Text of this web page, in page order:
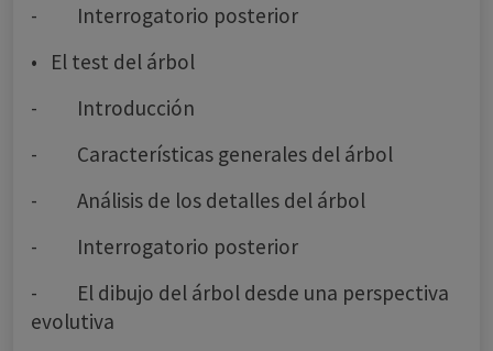
- Interrogatorio posterior
• El test del árbol
- Introducción
- Características generales del árbol
- Análisis de los detalles del árbol
- Interrogatorio posterior
- El dibujo del árbol desde una perspectiva
evolutiva